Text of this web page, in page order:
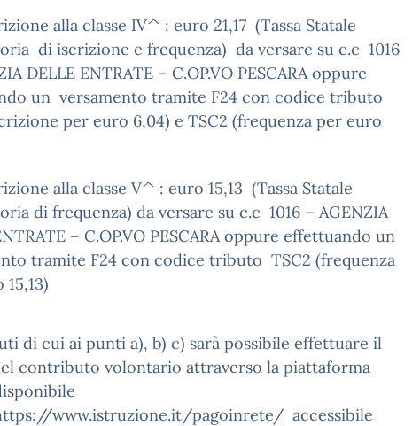
alla classe IV^ : euro 21,17 (Tassa Statale
di iscrizione e frequenza) da versare su c.c 1016
DELLE ENTRATE – C.OP.VO PESCARA oppure
un versamento tramite F24 con codice tributo
per euro 6,04) e TSC2 (frequenza per euro
alla classe V^ : euro 15,13 (Tassa Statale
di frequenza) da versare su c.c 1016 – AGENZIA
– C.OP.VO PESCARA oppure effettuando un
tramite F24 con codice tributo TSC2 (frequenza
di cui ai punti a), b) c) sarà possibile effettuare il
contributo volontario attraverso la piattaforma
www.istruzione.it/pagoinrete/ accessibile